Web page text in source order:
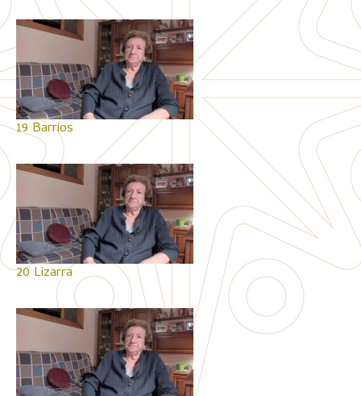
19 Barrios
20 Lizarra